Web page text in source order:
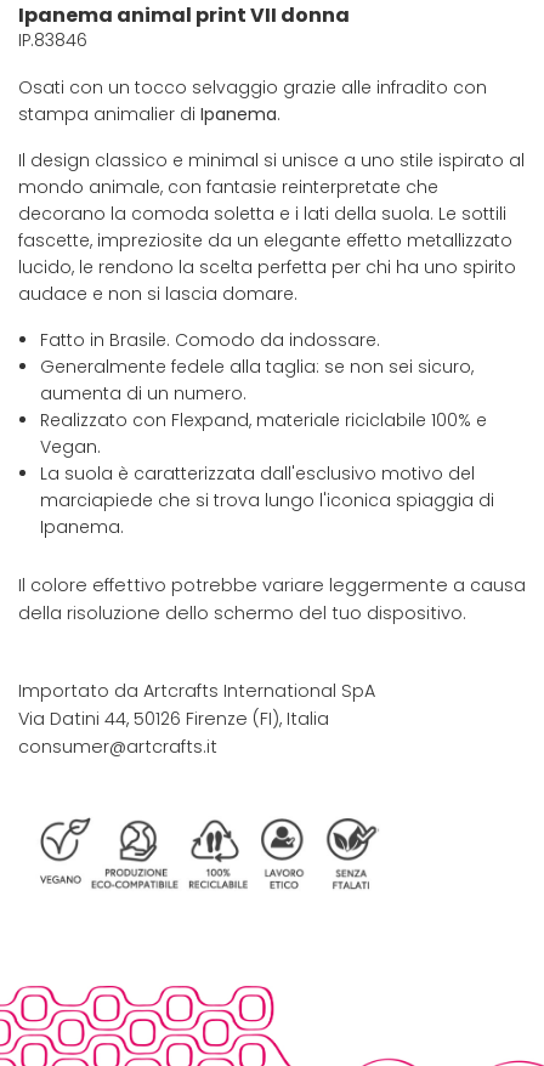
Ipanema animal print VII donna
IP.83846
Osati con un tocco selvaggio grazie alle infradito con
stampa animalier di Ipanema.
Il design classico e minimal si unisce a uno stile ispirato al
mondo animale, con fantasie reinterpretate che
decorano la comoda soletta e i lati della suola. Le sottili
fascette, impreziosite da un elegante effetto metallizzato
lucido, le rendono la scelta perfetta per chi ha uno spirito
audace e non si lascia domare.
Fatto in Brasile. Comodo da indossare.
Generalmente fedele alla taglia: se non sei sicuro,
aumenta di un numero.
Realizzato con Flexpand, materiale riciclabile 100% e
Vegan.
La suola è caratterizzata dall'esclusivo motivo del
marciapiede che si trova lungo l'iconica spiaggia di
Ipanema.
Il colore effettivo potrebbe variare leggermente a causa
della risoluzione dello schermo del tuo dispositivo.
Importato da Artcrafts International SpA
Via Datini 44, 50126 Firenze (FI), Italia
consumer@artcrafts.it